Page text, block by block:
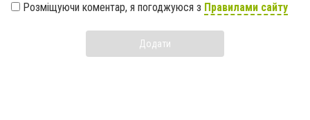
Розміщуючи коментар, я погоджуюся з Правилами сайту
Додати